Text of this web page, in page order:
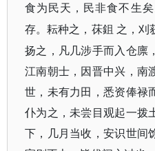
食为民天，民非食不生
存。耘种之，茠鉏 之，刈
扬之，凡几涉手而入仓廪
江南朝士，因晋中兴，南
世，未有力田，悉资俸禄
仆为之，未尝目观起一拨
下，几月当收，安识世间